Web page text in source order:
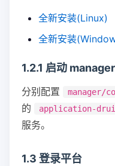
全新安装(Linux)
全新安装
1.2.1 启动
分别配置 manager/
的
application-
服务。
1.3 登录平台